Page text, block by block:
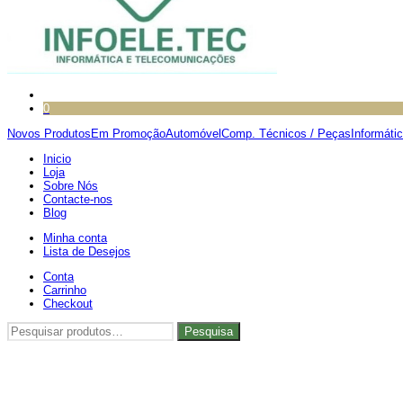
0
Novos Produtos Em PromoçãoAutomóvel Comp. Técnicos / Peças
Inicio
Loja
Sobre Nós
Contacte-nos
Blog
Minha conta
Lista de Desejos
Conta
Carrinho
Checkout
Pesquisar
por:
Pesquisa